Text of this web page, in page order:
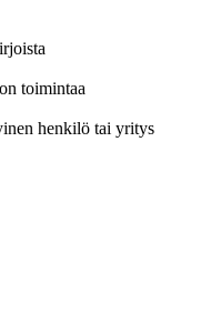
toimintaa
henkilö tai yritys